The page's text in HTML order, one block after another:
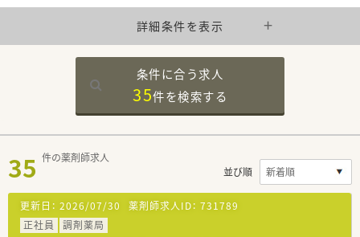
詳細条件を表示
条件に合う求人
35件を検索する
35 件の薬剤師求人
並び順
更新日： 2026/07/30 薬剤師求人ID： 731789
正社員
調剤薬局